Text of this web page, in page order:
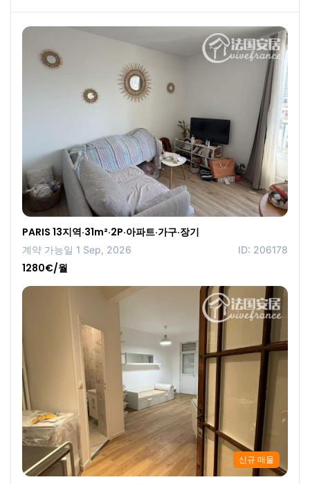
PARIS 13지역·31m²·2P·아파트·가구·장기
계약 가능일 1 Sep, 2026 ID: 206178
1280€/월
신규 매물